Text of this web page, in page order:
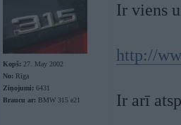
Kopš: 27. May 2002
No: Rīga
Ziņojumi: 6431
Braucu ar: BMW 315 e21
Ir viens
http://
Ir arī